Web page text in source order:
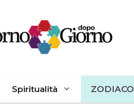
Spiritualità ZODIACO